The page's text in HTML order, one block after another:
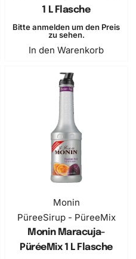
1 L Flasche
Bitte anmelden um den Preis
zu sehen.
In den Warenkorb
Monin
PüreeSirup - PüreeMix
Monin Maracuja-
PüréeMix 1 L Flasche